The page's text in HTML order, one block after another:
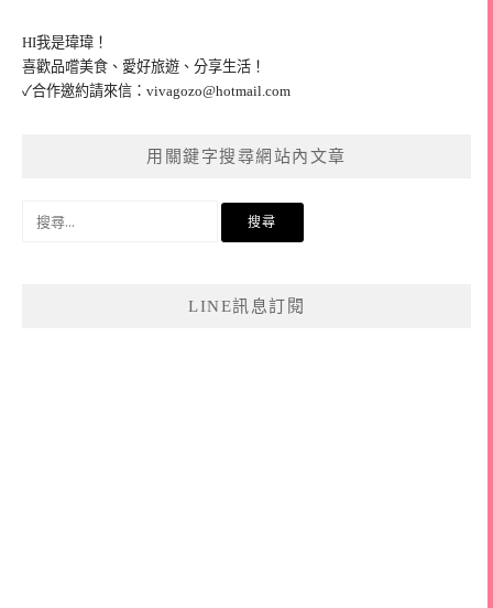
HI我是瑋瑋！
喜歡品嚐美食、愛好旅遊、分享生活！
✓合作邀約請來信： vivagozo@hotmail.com
用關鍵字搜尋網站內文章
LINE訊息訂閱